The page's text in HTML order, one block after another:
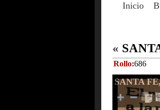
Inicio
«
Rollo:686
SANTA